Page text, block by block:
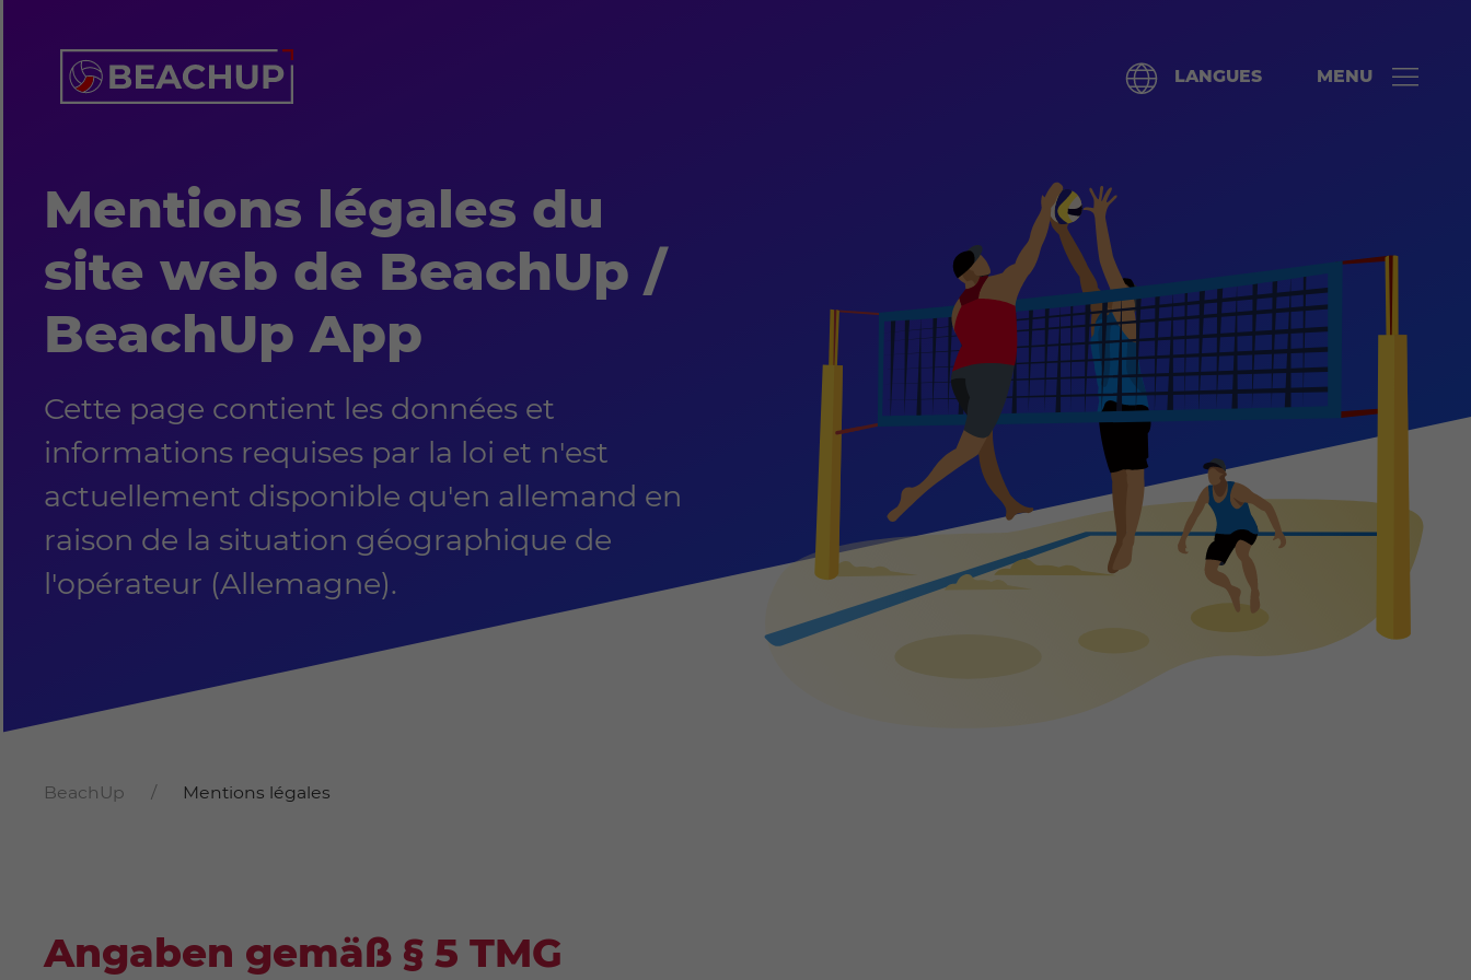
LANGUES MENU
Mentions légales du
site web de BeachUp /
BeachUp App
Cette page contient les données et
informations requises par la loi et n'est
actuellement disponible qu'en allemand en
raison de la situation géographique de
l'opérateur (Allemagne).
BeachUp Mentions légales
Angaben gemäß § 5 TMG